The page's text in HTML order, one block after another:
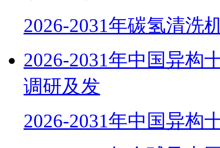
2026-2031年碳氢清洗
2026-2031年中国异构
调研及发
2026-2031年中国异构